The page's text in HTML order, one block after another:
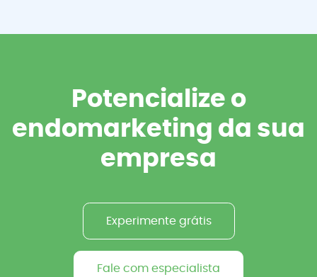
Potencialize o
endomarketing da sua
empresa
Experimente grátis
Fale com especialista